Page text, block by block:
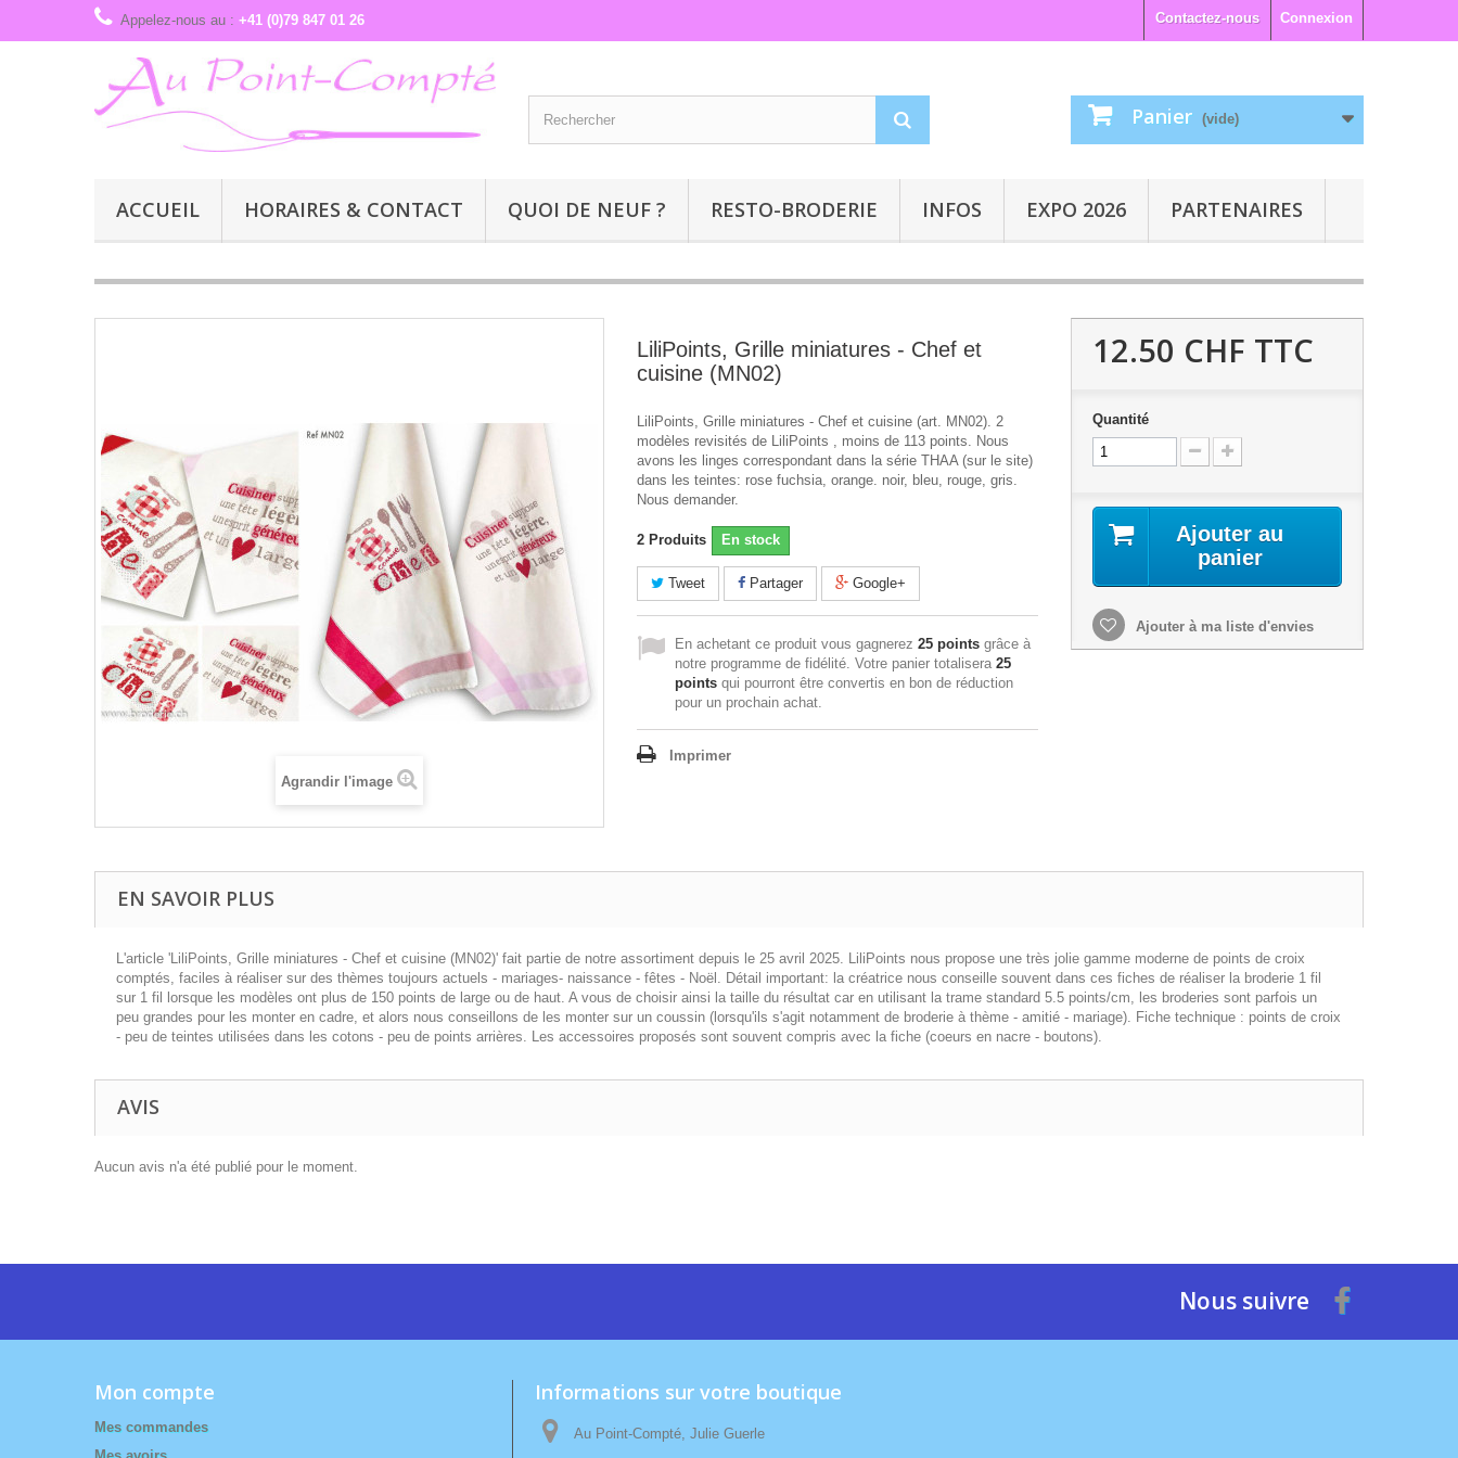
Connexion
Contactez-nous
Appelez-nous au : +41 (0)79 847 01 26
Panier (vide)
ACCUEIL HORAIRES & CONTACT QUOI DE NEUF ? RESTO-BRODERIE INFOS EXPO 2026 PARTENAIRES
Agrandir l'image
LiliPoints, Grille miniatures - Chef et
cuisine (MN02)
LiliPoints, Grille miniatures - Chef et cuisine (art. MN02). 2
modèles revisités de LiliPoints , moins de 113 points. Nous
avons les linges correspondant dans la série THAA (sur le site)
dans les teintes: rose fuchsia, orange. noir, bleu, rouge, gris.
Nous demander.
2 Produits En stock
Tweet Partager Google+
En achetant ce produit vous gagnerez 25 points grâce à
notre programme de fidélité. Votre panier totalisera 25
points qui pourront être convertis en bon de réduction
pour un prochain achat.
Imprimer
12.50 CHF TTC
Quantité
Ajouter au
panier
Ajouter à ma liste d'envies
EN SAVOIR PLUS
L'article 'LiliPoints, Grille miniatures - Chef et cuisine (MN02)' fait partie de notre assortiment depuis le 25 avril 2025. LiliPoints nous propose une très jolie gamme moderne de points de croix
comptés, faciles à réaliser sur des thèmes toujours actuels - mariages- naissance - fêtes - Noël. Détail important: la créatrice nous conseille souvent dans ces fiches de réaliser la broderie 1 fil
sur 1 fil lorsque les modèles ont plus de 150 points de large ou de haut. A vous de choisir ainsi la taille du résultat car en utilisant la trame standard 5.5 points/cm, les broderies sont parfois un
peu grandes pour les monter en cadre, et alors nous conseillons de les monter sur un coussin (lorsqu'ils s'agit notamment de broderie à thème - amitié - mariage). Fiche technique : points de croix
- peu de teintes utilisées dans les cotons - peu de points arrières. Les accessoires proposés sont souvent compris avec la fiche (coeurs en nacre - boutons).
AVIS
Aucun avis n'a été publié pour le moment.
Nous suivre
Mon compte
Mes commandes
Informations sur votre boutique
Au Point-Compté, Julie Guerle